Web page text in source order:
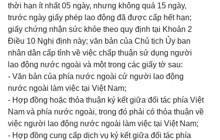
thời hạn ít nhất 05 ngày, nhưng không quá 15 ngày,
trước ngày giấy phép lao động đã được cấp hết hạn;
giấy chứng nhận sức khỏe theo quy định tại Khoản 2
Điều 10 Nghị định này; văn bản của Chủ tịch Ủy ban
nhân dân cấp tỉnh về việc chấp thuận sử dụng người
lao động nước ngoài và một trong các giấy tờ sau:
- Văn bản của phía nước ngoài cử người lao động
nước ngoài làm việc tại Việt Nam;
- Hợp đồng hoặc thỏa thuận ký kết giữa đối tác phía Việt
Nam và phía nước ngoài, trong đó phải có thỏa thuận về
việc người lao động nước ngoài làm việc tại Việt Nam;
- Hợp đồng cung cấp dịch vụ ký kết giữa đối tác phía